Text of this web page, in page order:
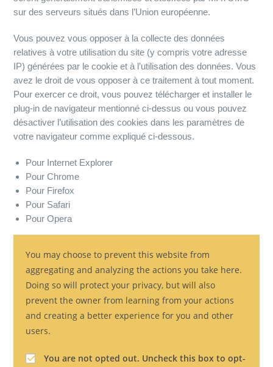
sur des serveurs situés dans l’Union européenne.
Vous pouvez vous opposer à la collecte des données
relatives à votre utilisation du site (y compris votre adresse
IP) générées par le cookie et à l’utilisation des données. Vous
avez le droit de vous opposer à ce traitement à tout moment.
Pour exercer ce droit, vous pouvez télécharger et installer le
plug-in de navigateur mentionné ci-dessus ou vous pouvez
désactiver l’utilisation des cookies dans les paramètres de
votre navigateur comme expliqué ci-dessous.
Pour Internet Explorer
Pour Chrome
Pour Firefox
Pour Safari
Pour Opera
You may choose to prevent this website from
aggregating and analyzing the actions you take here.
Doing so will protect your privacy, but will also
prevent the owner from learning from your actions
and creating a better experience for you and other
users.
You are not opted out. Uncheck this box to opt-